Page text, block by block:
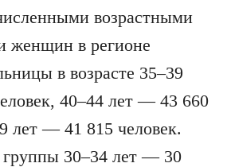
возрастными
женщин в регионе
в возрасте 35–39
40–44 лет — 43 660
лет — 41 815 человек.
группы 30–34 лет — 30